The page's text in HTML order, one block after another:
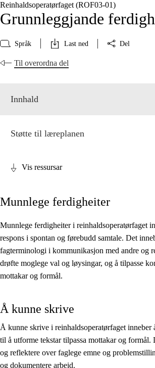
Reinhaldsoperatørfaget (ROF03‑01)
Grunnleggjande
Språk Last ned Del
Til overordna del
Innhald
Kjerneelement
Tverrfaglege tema
Grunnleggjande ferdigheiter
Støtte til læreplanen
Vis ressursar
Munnlege ferdigheiter
Munnlege ferdigheiter i reinhaldsoperatørfaget
respons i spontan og førebudd samtale. Det
fagterminologi i kommunikasjon med andre og
drøfte moglege val og løysingar, og å tilpasse
mottakar og formål.
Å kunne skrive
Å kunne skrive i reinhaldsoperatørfaget inneber
til å utforme tekstar tilpassa mottakar og formål.
og reflektere over faglege emne og
og dokumentere arbeid.